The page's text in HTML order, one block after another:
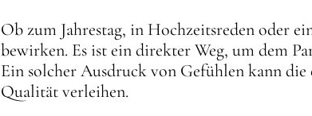
Ob zum Jahrestag, in Hochzeitsreden oder
bewirken. Es ist ein direkter Weg, um dem
Ein solcher Ausdruck von Gefühlen kann
Qualität verleihen.